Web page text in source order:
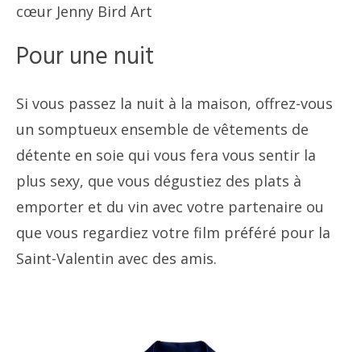
cœur Jenny Bird Art
Pour une nuit
Si vous passez la nuit à la maison, offrez-vous
un somptueux ensemble de vêtements de
détente en soie qui vous fera vous sentir la
plus sexy, que vous dégustiez des plats à
emporter et du vin avec votre partenaire ou
que vous regardiez votre film préféré pour la
Saint-Valentin avec des amis.